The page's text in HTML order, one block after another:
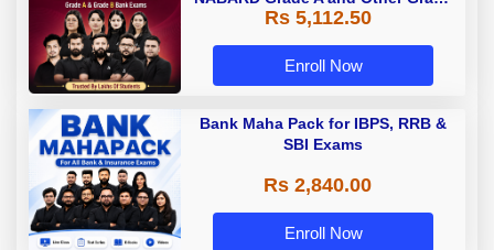
A & Grade B Bank Exams
Rs 5,112.50
Enroll Now
Bank Maha Pack for IBPS, RRB &
SBI Exams
Rs 2,840.00
Enroll Now